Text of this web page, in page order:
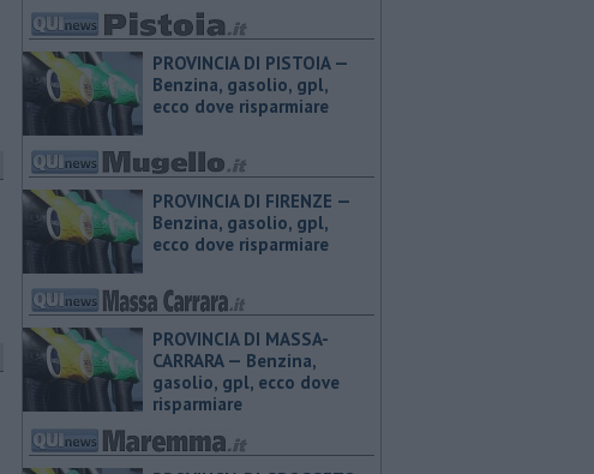
PROVINCIA DI PISTOIA — ​
Benzina, gasolio, gpl,
ecco dove risparmiare
PROVINCIA DI FIRENZE — ​
Benzina, gasolio, gpl,
ecco dove risparmiare
PROVINCIA DI MASSA-
CARRARA — ​Benzina,
gasolio, gpl, ecco dove
risparmiare